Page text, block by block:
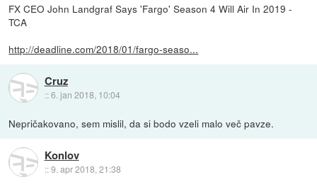
FX CEO John Landgraf Says 'Fargo' Season 4 Will Air In 2019 -
TCA
http://deadline.com/2018/01/fargo-seaso...
Cruz
::6. jan 2018, 10:04
Nepričakovano, sem mislil, da si bodo vzeli malo več pavze.
Konlov
::9. apr 2018, 21:38